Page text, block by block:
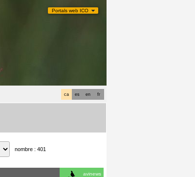
Portals web ICO
fr
en
es
ca
nombre : 401
avinews